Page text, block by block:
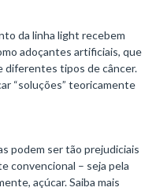
da linha light recebem
adoçantes artificiais, que
diferentes tipos de câncer.
“soluções” teoricamente
podem ser tão prejudiciais
convencional – seja pela
açúcar. Saiba mais